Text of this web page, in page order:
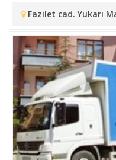
Fazilet cad. Yukarı